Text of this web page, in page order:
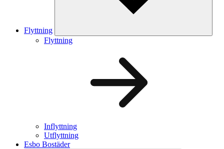
Flyttning
Flyttning
Inflyttning
Utflyttning
Esbo Bostäder